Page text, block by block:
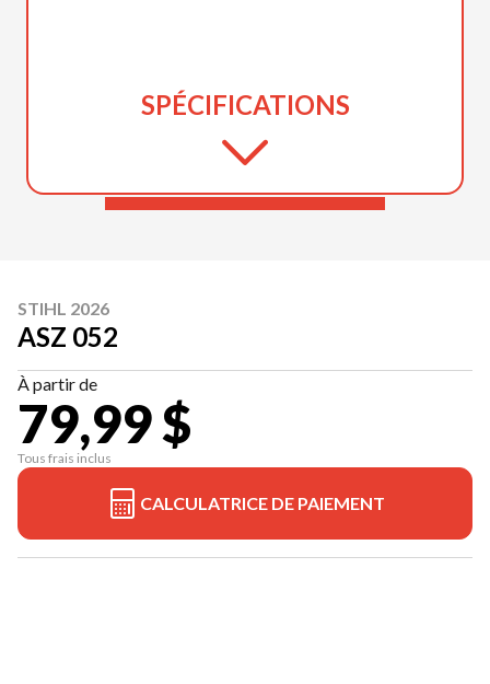
SPÉCIFICATIONS
STIHL 2026
ASZ 052
À partir de
79,99 $
Tous frais inclus
CALCULATRICE DE PAIEMENT